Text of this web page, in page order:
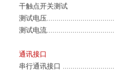
干触点开关测试
测试电压
测试电流
通讯接口
串行通讯接口